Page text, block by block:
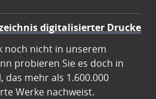
digitalisierter Drucke
noch nicht in unserem
probieren Sie es doch in
das mehr als 1.600.000
Werke nachweist.